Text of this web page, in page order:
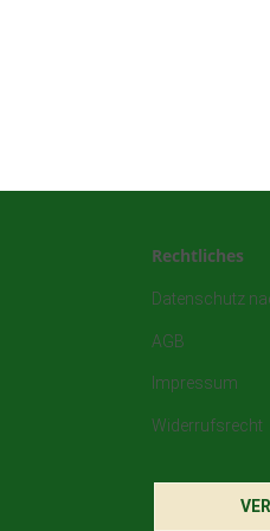
Rechtliches
Datenschutz
AGB
Impressum
Widerrufsrecht